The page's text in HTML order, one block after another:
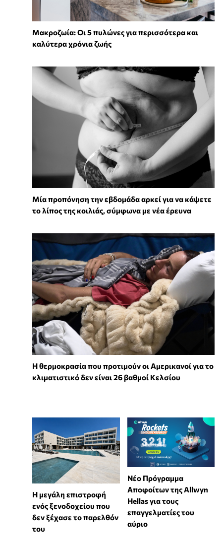
Mακροζωία: Οι 5 πυλώνες για περισσότερα και
καλύτερα χρόνια ζωής
Μία προπόνηση την εβδομάδα αρκεί για να κάψετε
το λίπος της κοιλιάς, σύμφωνα με νέα έρευνα
Η θερμοκρασία που προτιμούν οι Αμερικανοί για το
κλιματιστικό δεν είναι 26 βαθμοί Κελσίου
Η μεγάλη επιστροφή
ενός ξενοδοχείου που
δεν ξέχασε το παρελθόν
του
Νέο Πρόγραμμα
Αποφοίτων της Allwyn
Hellas για τους
επαγγελματίες του
αύριο